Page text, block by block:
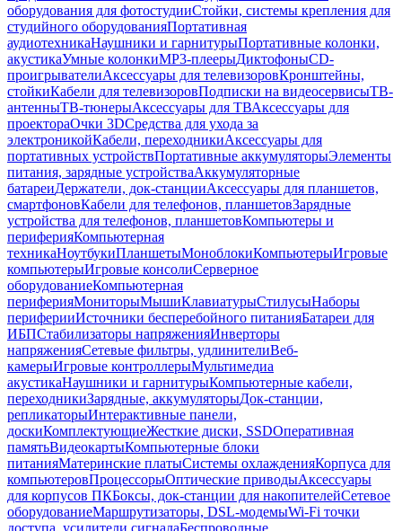
оборудования для фотостудииСтойки, системы крепления для
студийного оборудованияПортативная
аудиотехникаНаушники и гарнитурыПортативные колонки,
акустикаУмные колонкиMP3-плеерыДиктофоныCD-
проигрывателиАксессуары для телевизоровКронштейны,
стойкиКабели для телевизоровПодписки на видеосервисыТВ-
антенныТВ-тюнерыАксессуары для ТВАксессуары для
проектораОчки 3DСредства для ухода за
электроникойКабели, переходникиАксессуары для
портативных устройствПортативные аккумуляторыЭлементы
питания, зарядные устройстваАккумуляторные
батареиДержатели, док-станцииАксессуары для планшетов,
смартфоновКабели для телефонов, планшетовЗарядные
устройства для телефонов, планшетовКомпьютеры и
периферияКомпьютерная
техникаНоутбукиПланшетыМоноблокиКомпьютерыИгровые
компьютерыИгровые консолиСерверное
оборудованиеКомпьютерная
периферияМониторыМышиКлавиатурыСтилусыНаборы
периферииИсточники бесперебойного питанияБатареи для
ИБПСтабилизаторы напряженияИнверторы
напряженияСетевые фильтры, удлинителиВеб-
камерыИгровые контроллерыМультимедиа
акустикаНаушники и гарнитурыКомпьютерные кабели,
переходникиЗарядные, аккумуляторыДок-станции,
репликаторыИнтерактивные панели,
доскиКомплектующиеЖесткие диски, SSDОперативная
памятьВидеокартыКомпьютерные блоки
питанияМатеринские платыСистемы охлажденияКорпуса для
компьютеровПроцессорыОптические приводыАксессуары
для корпусов ПКБоксы, док-станции для накопителейСетевое
оборудованиеМаршрутизаторы, DSL-модемыWi-Fi точки
доступа, усилители сигналаБеспроводные